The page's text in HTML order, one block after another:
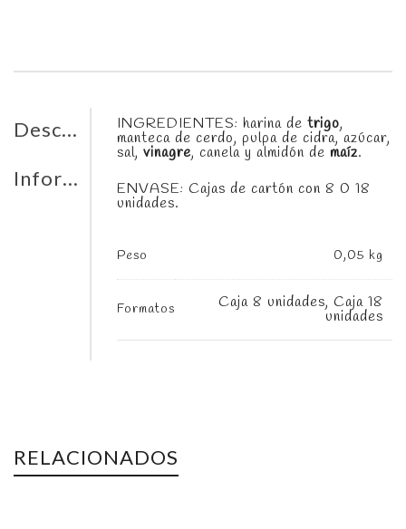
Descripción
Información adicional
INGREDIENTES: harina de trigo,
manteca de cerdo, pulpa de cidra, azúcar,
sal, vinagre, canela y almidón de maíz.
ENVASE: Cajas de cartón con 8 0 18
unidades.
Peso 0,05 kg
Formatos Caja 8 unidades, Caja 18
unidades
RELACIONADOS